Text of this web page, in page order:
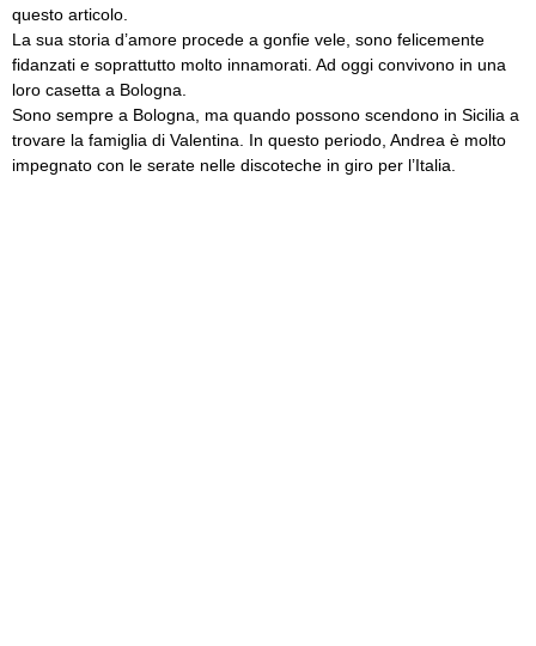
questo articolo.
La sua storia d’amore procede a gonfie vele, sono felicemente
fidanzati e soprattutto molto innamorati. Ad oggi convivono in una
loro casetta a Bologna.
Sono sempre a Bologna, ma quando possono scendono in Sicilia a
trovare la famiglia di Valentina. In questo periodo, Andrea è molto
impegnato con le serate nelle discoteche in giro per l’Italia.